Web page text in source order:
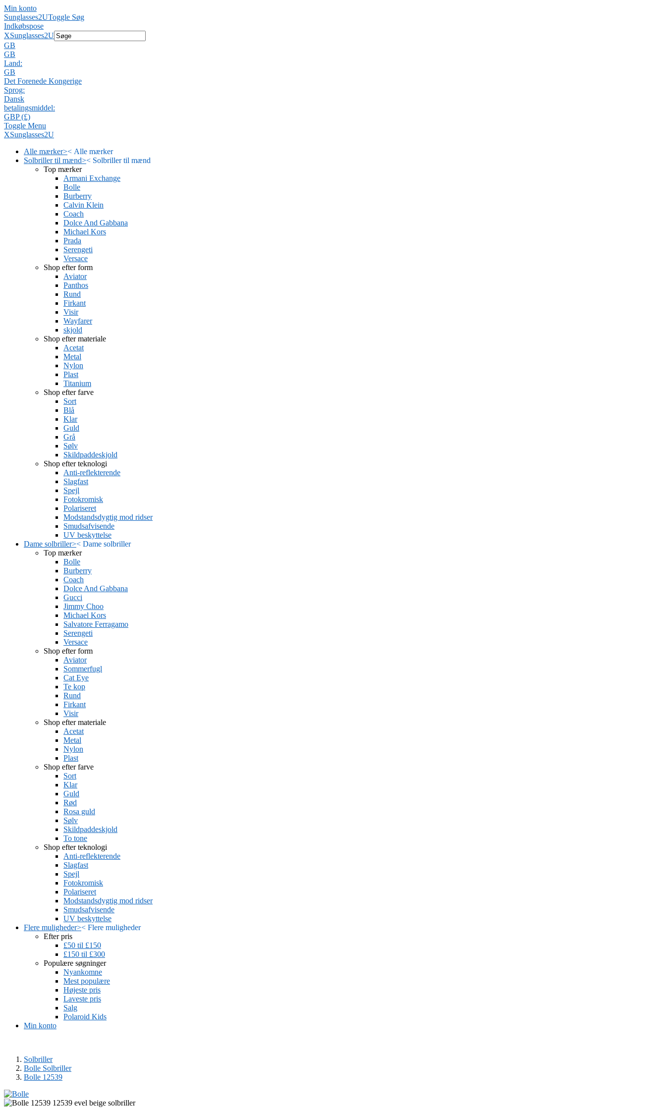
Min konto
Sunglasses2UToggle Søg
Indkøbspose
XSunglasses2U
GB
GB
Land:
GB
Det Forenede Kongerige
Sprog:
Dansk
betalingsmiddel:
GBP (£)
Toggle Menu
XSunglasses2U
Alle mærker>< Alle mærker
Solbriller til mænd>< Solbriller til mænd
Top mærker
Armani Exchange
Bolle
Burberry
Calvin Klein
Coach
Dolce And Gabbana
Michael Kors
Prada
Serengeti
Versace
Shop efter form
Aviator
Panthos
Rund
Firkant
Visir
Wayfarer
skjold
Shop efter materiale
Acetat
Metal
Nylon
Plast
Titanium
Shop efter farve
Sort
Blå
Klar
Guld
Grå
Sølv
Skildpaddeskjold
Shop efter teknologi
Anti-reflekterende
Slagfast
Spejl
Fotokromisk
Polariseret
Modstandsdygtig mod ridser
Smudsafvisende
UV beskyttelse
Dame solbriller>< Dame solbriller
Top mærker
Bolle
Burberry
Coach
Dolce And Gabbana
Gucci
Jimmy Choo
Michael Kors
Salvatore Ferragamo
Serengeti
Versace
Shop efter form
Aviator
Sommerfugl
Cat Eye
Te kop
Rund
Firkant
Visir
Shop efter materiale
Acetat
Metal
Nylon
Plast
Shop efter farve
Sort
Klar
Guld
Rød
Rosa guld
Sølv
Skildpaddeskjold
To tone
Shop efter teknologi
Anti-reflekterende
Slagfast
Spejl
Fotokromisk
Polariseret
Modstandsdygtig mod ridser
Smudsafvisende
UV beskyttelse
Flere muligheder>< Flere muligheder
Efter pris
£50 til £150
£150 til £300
Populære søgninger
Nyankomne
Mest populære
Højeste pris
Laveste pris
Salg
Polaroid Kids
Min konto
Solbriller
Bolle Solbriller
Bolle 12539